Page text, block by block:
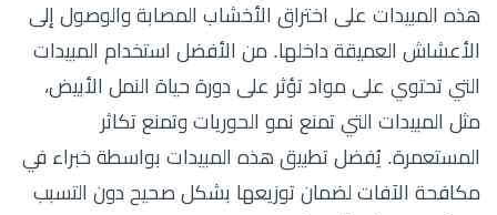
هذه المبيدات على اختراق الأخشاب المصابة والوصول إلى
الأعشاش العميقة داخلها. من الأفضل استخدام المبيدات
التي تحتوي على مواد تؤثر على دورة حياة النمل الأبيض،
مثل المبيدات التي تمنع نمو الحوريات وتمنع تكاثر
المستعمرة. يُفضل تطبيق هذه المبيدات بواسطة خبراء في
مكافحة الآفات لضمان توزيعها بشكل صحيح دون التسبب